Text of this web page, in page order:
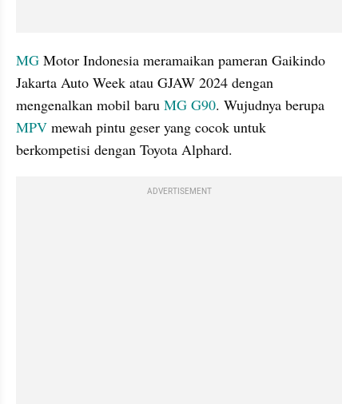
MG Motor Indonesia meramaikan pameran Gaikindo
Jakarta Auto Week atau GJAW 2024 dengan
mengenalkan mobil baru MG G90
MPV mewah pintu geser yang cocok untuk
berkompetisi dengan Toyota Alphard.
ADVERTISEMENT